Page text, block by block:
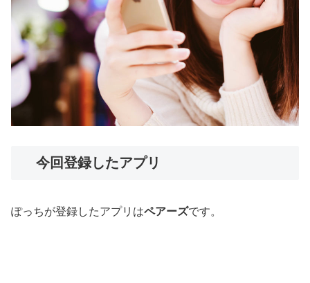
今回登録したアプリ
ぽっちが登録したアプリはペアーズです。